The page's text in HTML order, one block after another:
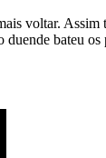
voltar.
bateu